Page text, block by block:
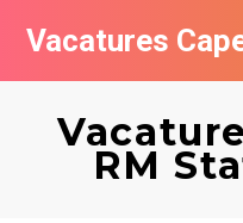
Vacatures
RM